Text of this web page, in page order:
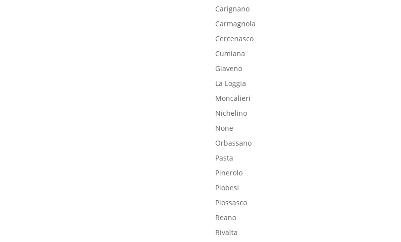
Carignano
Carmagnola
Cercenasco
Cumiana
Giaveno
La Loggia
Moncalieri
Nichelino
None
Orbassano
Pasta
Pinerolo
Piobesi
Piossasco
Reano
Rivalta